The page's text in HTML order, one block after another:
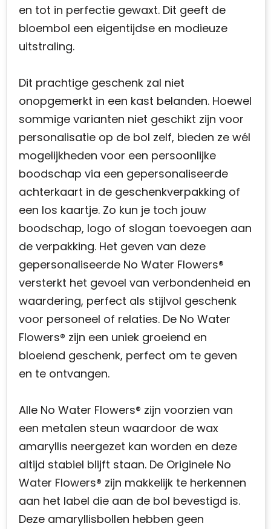
en tot in perfectie gewaxt. Dit geeft de
bloembol een eigentijdse en modieuze
uitstraling.
Dit prachtige geschenk zal niet
onopgemerkt in een kast belanden. Hoewel
sommige varianten niet geschikt zijn voor
personalisatie op de bol zelf, bieden ze wél
mogelijkheden voor een persoonlijke
boodschap via een gepersonaliseerde
achterkaart in de geschenkverpakking of
een los kaartje. Zo kun je toch jouw
boodschap, logo of slogan toevoegen aan
de verpakking. Het geven van deze
gepersonaliseerde No Water Flowers®
versterkt het gevoel van verbondenheid en
waardering, perfect als stijlvol geschenk
voor personeel of relaties. De No Water
Flowers® zijn een uniek groeiend en
bloeiend geschenk, perfect om te geven
en te ontvangen.
Alle No Water Flowers® zijn voorzien van
een metalen steun waardoor de wax
amaryllis neergezet kan worden en deze
altijd stabiel blijft staan. De Originele No
Water Flowers® zijn makkelijk te herkennen
aan het label die aan de bol bevestigd is.
Deze amaryllisbollen hebben geen